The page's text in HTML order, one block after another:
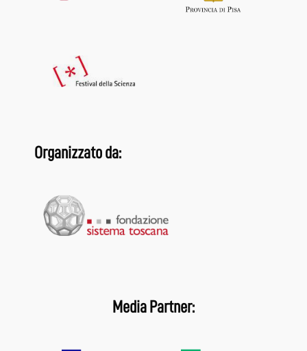
Organizzato da:
Media Partner: